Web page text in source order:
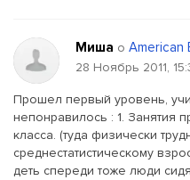
Миша о American
28 Ноябрь 2011,
Прошел первый уровень,
непонравилось : 1. Занятия
класса. (туда физически
среднестатистическому
деть спереди тоже люди